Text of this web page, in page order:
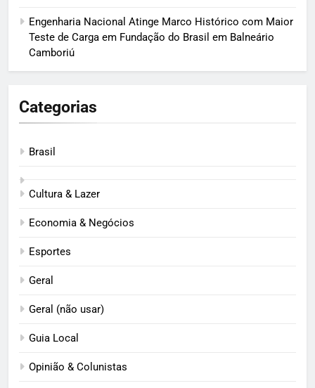
Engenharia Nacional Atinge Marco Histórico com Maior
Teste de Carga em Fundação do Brasil em Balneário
Camboriú
Categorias
Brasil
Cultura & Lazer
Economia & Negócios
Esportes
Geral
Geral (não usar)
Guia Local
Opinião & Colunistas